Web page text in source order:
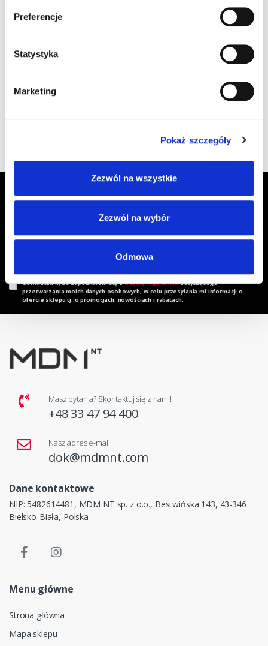
Preferencje
Statystyka
Marketing
Pokaż szczegóły
Zezwól na wszystkie
Zezwól na wybór
Odmowa
promocjach!
Oświadczam, że zapoznałem się ztreścią regulaminudotyczącego
przetwarzania moich danych osobowych, w celu przesyłania mi informacji o
ofercie sklepu tj. o promocjach, nowościach i rabatach.
Masz pytania? Skontaktuj się z nami!
+48 33 47 94 400
Nasz adres e-mail
dok@mdmnt.com
Dane kontaktowe
NIP: 5482614481, MDM NT sp. z o.o., Bestwińska 143, 43-346
Bielsko-Biała, Polska
Menu główne
Strona główna
Mapa sklepu